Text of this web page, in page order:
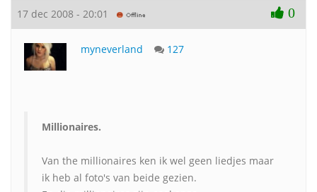
17 dec 2008 - 20:01 0
myneverland 127
Millionaires.
Van the millionaires ken ik wel geen liedjes maar
ik heb al foto's van beide gezien.